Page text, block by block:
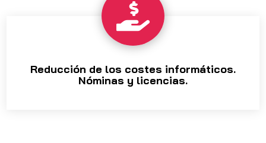

Reducción de los costes informáticos.
Nóminas y licencias.